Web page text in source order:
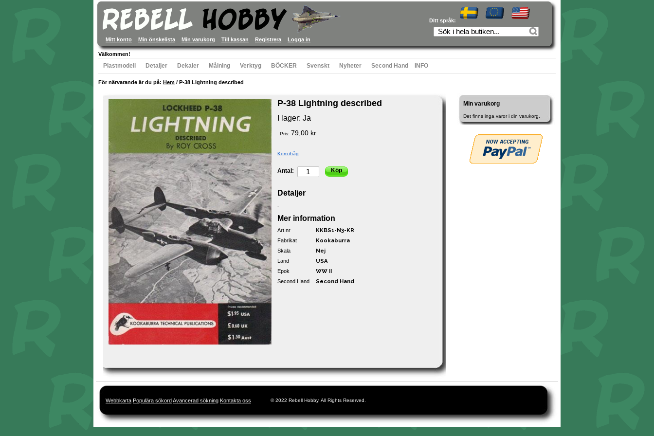
Ditt språk:
Mitt konto Min önskelista Min varukorg Till kassan Registrera Logga in
Välkommen!
Plastmodell Detaljer Dekaler Målning Verktyg BÖCKER Svenskt Nyheter Second Hand INFO
För närvarande är du på: Hem / P-38 Lightning described
P-38 Lightning described
I lager: Ja
Pris: 79,00 kr
Kom ihåg
Antal: Köp
Detaljer
Mer information
Art.nr KKBS1-N3-KR
Fabrikat Kookaburra
Skala Nej
Land USA
Epok WW II
Second Hand Second Hand
Min varukorg
Det finns inga varor i din varukorg.
Webbkarta Populära sökordAvancerad sökning Kontakta oss © 2022 Rebell Hobby. All Rights Reserved.